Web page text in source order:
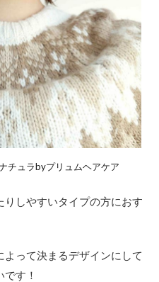
チュラbyプリュムヘアケア
りしやすいタイプの方におす
って決まるデザインにして
す！